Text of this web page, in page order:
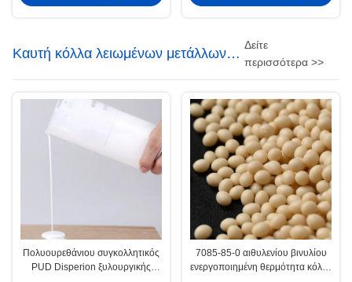
Καυτή κόλλα λειωμένων μετάλλων
ξυλουργικής
Δείτε
περισσότερα >>
Πολυουρεθάνιου συγκολλητικός
PUD Disperion ξυλουργικής
7085-85-0 αιθυλενίου βινυλίου
ενεργοποιημένη θερμότητα κόλλα